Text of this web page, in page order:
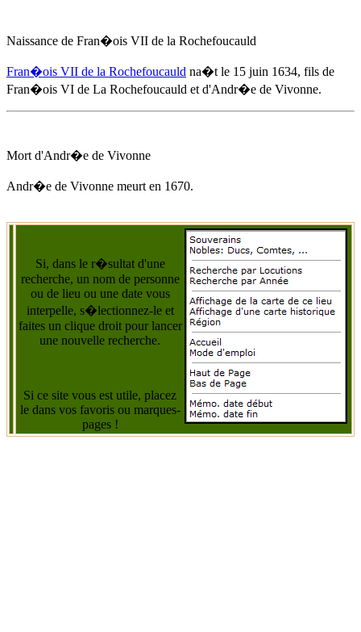
Naissance de Fran�ois VII de la Rochefoucauld
Fran�ois VII de la Rochefoucauld na�t le 15 juin 1634, fils de
Fran�ois VI de La Rochefoucauld et d'Andr�e de Vivonne.
Mort d'Andr�e de Vivonne
Andr�e de Vivonne meurt en 1670.
Si, dans le r�sultat d'une
recherche, un nom de personne
ou de lieu ou une date vous
interpelle, s�lectionnez-le et
faites un clique droit pour lancer
une nouvelle recherche.
Si ce site vous est utile, placez
le dans vos favoris ou marques-
pages !